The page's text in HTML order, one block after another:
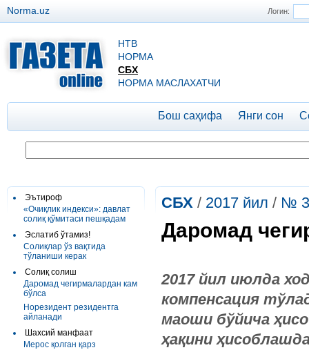
Логин:
Norma.uz
НТВ
НОРМА
СБХ
НОРМА МАСЛАХАТЧИ
Бош саҳифа Янги сон
Эътироф
«Очиқлик индекси»: давлат
солиқ қўмитаси пешқадам
Эслатиб ўтамиз!
Солиқлар ўз вақтида
тўланиши керак
Солиқ солиш
Даромад чегирмалардан кам
бўлса
Норезидент резидентга
айланади
Шахсий манфаат
Мерос қолган қарз
СБХ / 2017 йил / №
Даромад
2017 йил июлда
компенсация
маоши бўйича
ҳақини